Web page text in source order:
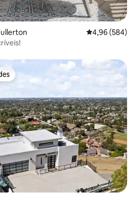
4,96 de uma
4,96 (584)